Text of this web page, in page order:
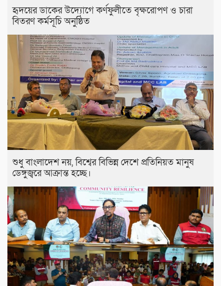
হৃদয়ের ডাকের উদ্যোগে কর্ণফুলীতে বৃক্ষরোপণ ও চারা
বিতরণ কর্মসূচি অনুষ্ঠিত
শুধু বাংলাদেশ নয়, বিশ্বের বিভিন্ন দেশে প্রতিনিয়ত মানুষ
ডেঙ্গুজ্বরে আক্রান্ত হচ্ছে।